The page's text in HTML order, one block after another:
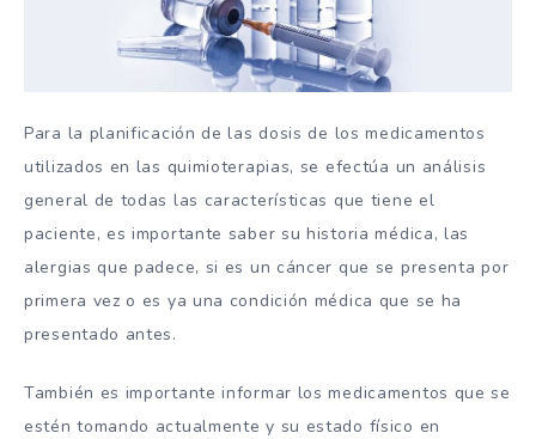
Para la planificación de las dosis de los medicamentos
utilizados en las quimioterapias, se efectúa un análisis
general de todas las características que tiene el
paciente, es importante saber su historia médica, las
alergias que padece, si es un cáncer que se presenta por
primera vez o es ya una condición médica que se ha
presentado antes.
También es importante informar los medicamentos que se
estén tomando actualmente y su estado físico en